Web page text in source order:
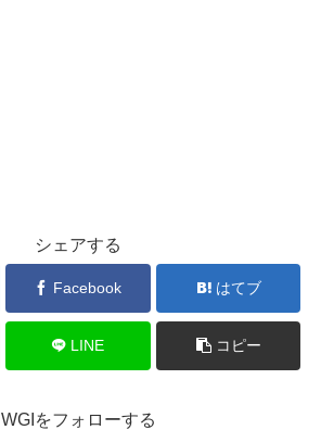
シェアする
Facebook はてブ
LINE コピー
WGIをフォローする